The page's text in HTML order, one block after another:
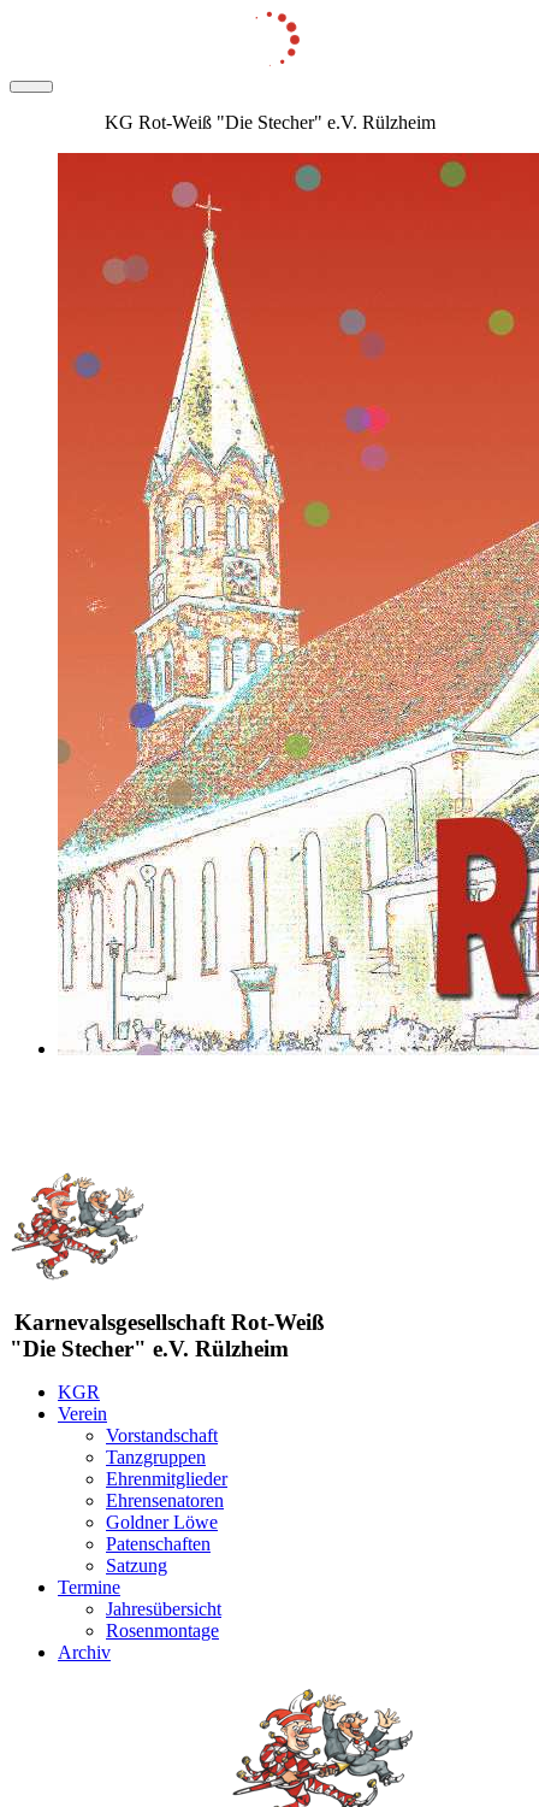
KG Rot-Weiß "Die Stecher" e.V. Rülzheim
Karnevalsgesellschaft Rot-Weiß
"Die Stecher" e.V. Rülzheim
KGR
Verein
Vorstandschaft
Tanzgruppen
Ehrenmitglieder
Ehrensenatoren
Goldner Löwe
Patenschaften
Satzung
Termine
Jahresübersicht
Rosenmontage
Archiv